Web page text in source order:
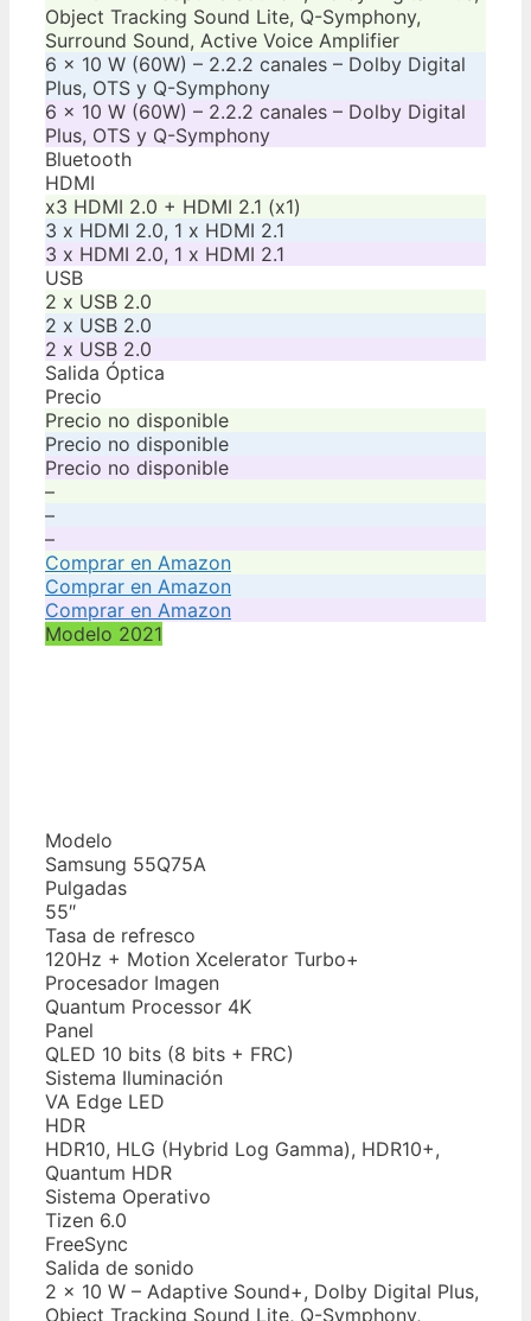
Object Tracking Sound Lite, Q-Symphony,
Surround Sound, Active Voice Amplifier
6 x 10 W (60W) – 2.2.2 canales – Dolby Digital
Plus, OTS y Q-Symphony
6 x 10 W (60W) – 2.2.2 canales – Dolby Digital
Plus, OTS y Q-Symphony
Bluetooth
HDMI
x3 HDMI 2.0 + HDMI 2.1 (x1)
3 x HDMI 2.0, 1 x HDMI 2.1
3 x HDMI 2.0, 1 x HDMI 2.1
USB
2 x USB 2.0
2 x USB 2.0
2 x USB 2.0
Salida Óptica
Precio
Precio no disponible
Precio no disponible
Precio no disponible
–
–
–
Comprar en Amazon
Comprar en Amazon
Comprar en Amazon
Modelo 2021
Modelo
Samsung 55Q75A
Pulgadas
55″
Tasa de refresco
120Hz + Motion Xcelerator Turbo+
Procesador Imagen
Quantum Processor 4K
Panel
QLED 10 bits (8 bits + FRC)
Sistema Iluminación
VA Edge LED
HDR
HDR10, HLG (Hybrid Log Gamma), HDR10+,
Quantum HDR
Sistema Operativo
Tizen 6.0
FreeSync
Salida de sonido
2 x 10 W – Adaptive Sound+, Dolby Digital Plus,
Object Tracking Sound Lite, Q-Symphony,